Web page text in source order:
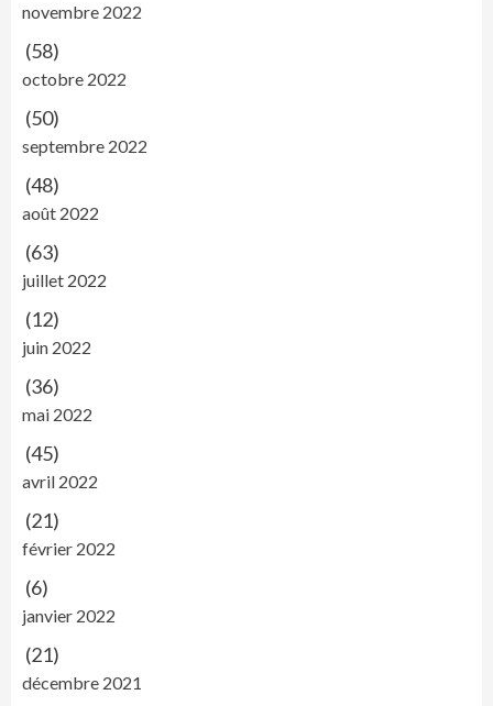
novembre 2022
(58)
octobre 2022
(50)
septembre 2022
(48)
août 2022
(63)
juillet 2022
(12)
juin 2022
(36)
mai 2022
(45)
avril 2022
(21)
février 2022
(6)
janvier 2022
(21)
décembre 2021